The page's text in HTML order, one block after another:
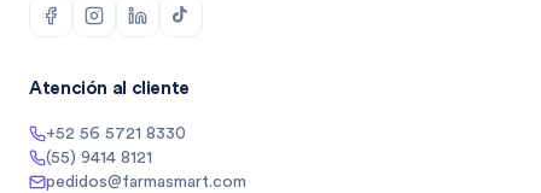
Atención al cliente
+52 56 5721 8330
(55) 9414 8121
pedidos@farmasmart.com